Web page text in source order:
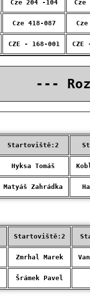
Cze 204 -104 Cze
Cze 418-087
CZE - 168-001 CZE
---
Startoviště:2
Hyksa Tomáš
Matyáš Zahrádka
Startoviště:2
Zmrhal Marek
Šrámek Pavel